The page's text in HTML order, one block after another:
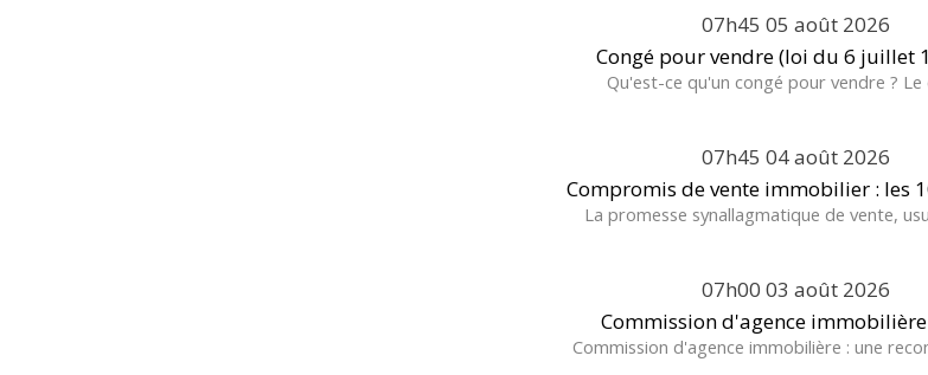
07h45 05 août 2026
Congé pour vendre (loi du 6 juillet
Qu'est-ce qu'un congé pour vendre ? Le
07h45 04août 2026
Compromis de vente immobilier : les
La promesse synallagmatique de vente,
07h00 03 août 2026
Commission d'agence immobilière
Commission d'agence immobilière : une